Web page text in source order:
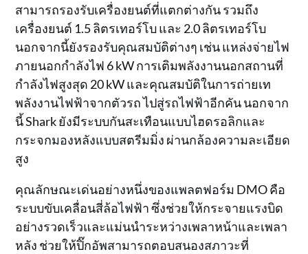
สามารถรองรับเครื่องยนต์ที่แตกต่างกัน รวมถึง
เครื่องยนต์ 1.5 ลิตรเทอร์โบ และ 2.0 ลิตรเทอร์โบ
นอกจากนี้ยังรองรับคุณสมบัติต่างๆ เช่น แหล่งจ่ายไฟ
ภายนอกกำลังไฟ 6 kW การเติมพลังงานนอกสถานที่
กำลังไฟสูงสุด 20 kW และคุณสมบัติในการถ่ายเท
พลังงานไฟฟ้าจากตัวรถ ไปสู่รถไฟฟ้าอีกคัน นอกจาก
นี้ Shark ยังมีระบบกันสะเทือนแบบไฮดรอลิกและ
กระจกมองหลังแบบสตรีมมิ่ง ผ่านกล้องความละเอียด
สูง
คุณลักษณะเด่นอย่างหนึ่งของแพลตฟอร์ม DMO คือ
ระบบขับเคลื่อนสี่ล้อไฟฟ้า ซึ่งช่วยให้กระจายแรงบิด
อย่างรวดเร็วและแม่นนำระหว่างเพลาหน้าและเพลา
หลัง ช่วยให้ปิ๊กอัพสามารถตอบสนองสภาวะที่